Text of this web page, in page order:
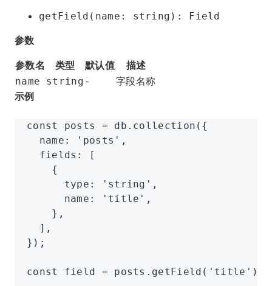
getField(name: string): Field
参数
参数名
类型 默认值 描述
name string -
字段名称
示例
const posts = db .collection ({
  name
: 'posts' ,
  fields
:
[
    {
      type
: 'string' ,
      name
: 'title' ,
    }
,
  ]
,
});
const field = posts .getField ( 'title' );